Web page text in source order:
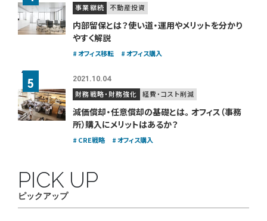
事業継続 不動産投資
内部留保とは？使い道・運用やメリットを分かり
やすく解説
オフィス移転 オフィス購入
2021.10.04
財務戦略・財務強化 経費・コスト削減
減価償却・任意償却の基礎とは。 オフィス（事務
所）購入にメリットはあるか？
CRE戦略 オフィス購入
ピックアップ
PICK UP